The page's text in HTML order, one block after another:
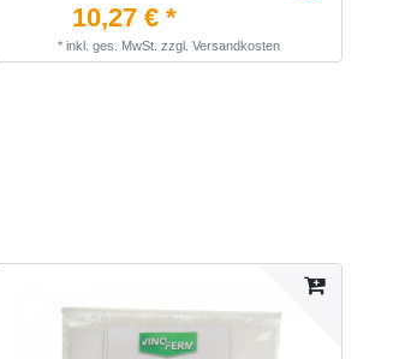
10,27 € *
* inkl. ges. MwSt. zzgl. Versandkosten